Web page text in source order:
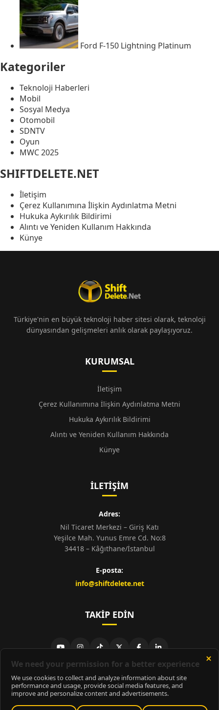
Ford F-150 Lightning Platinum
Kategoriler
Teknoloji Haberleri
Mobil
Sosyal Medya
Otomobil
SDNTV
Oyun
MWC 2025
SHIFTDELETE.NET
İletişim
Çerez Kullanımına İlişkin Aydınlatma Metni
Hukuka Aykırılık Bildirimi
Alıntı ve Yeniden Kullanım Hakkında
Künye
Türkiye'nin en büyük teknoloji haber sitesi olarak, teknoloji
dünyasından gelişmeleri anlık olarak paylaşıyoruz.
KURUMSAL
İletişim
Çerez Kullanımına İlişkin Aydınlatma Metni
Hukuka Aykırılık Bildirimi
Alıntı ve Yeniden Kullanım Hakkında
Künye
İLETIŞIM
Adres:
Nil Ticaret Merkezi – Giriş Katı
Yeşilce Mah. Yunus Emre Cd. No:8
34418 – Kâğıthane/İstanbul
E-posta:
info@shiftdelete.net
TAKIP EDIN
© 2026ShiftDelete.Net- Tüm hakları saklıdır.